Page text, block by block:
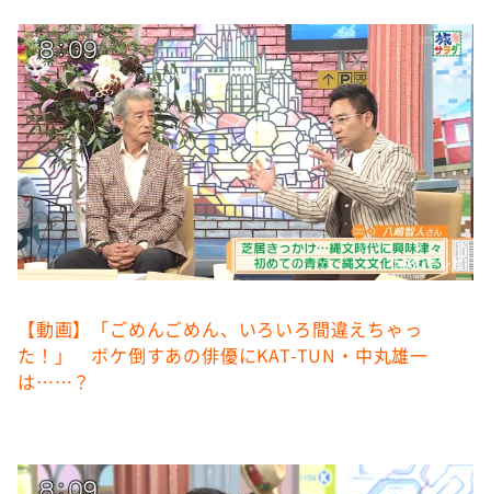
DAIGOも台所 ～きょうの献立 何にする？～
本日はダイアンなり！シーズン２
朝だ！生です旅サラダ
教えて！ニュースライブ 正義のミカタ
ＬＩＦＥ～夢のカタチ～
新婚さんいらっしゃい！
ポツンと一軒家
ぺこぱのまるスポ
アナ回覧板
©️ABCテレビ
【動画】「ごめんごめん、いろいろ間違えちゃっ
た！」 ボケ倒すあの俳優にKAT-TUN・中丸雄一
は……？